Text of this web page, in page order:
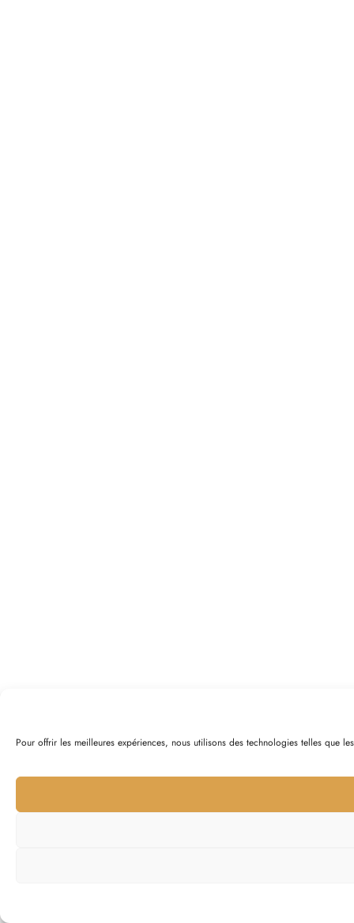
Pour offrir les meilleures expériences, nous utilisons des technologies telles que